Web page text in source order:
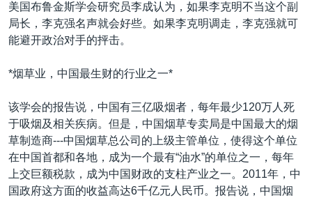
美国布鲁金斯学会研究员李成认为，如果李克明不当这个副
局长，李克强名声就会好些。如果李克明调走，李克强就可
能避开政治对手的抨击。
*烟草业，中国最生财的行业之一*
该学会的报告说，中国有三亿吸烟者，每年最少120万人死
于吸烟及相关疾病。但是，中国烟草专卖局是中国最大的烟
草制造商---中国烟草总公司的上级主管单位，使得这个单位
在中国首都和各地，成为一个最有“油水”的单位之一，每年
上交巨额税款，成为中国财政的支柱产业之一。2011年，中
国政府这方面的收益高达6千亿元人民币。报告说，中国烟